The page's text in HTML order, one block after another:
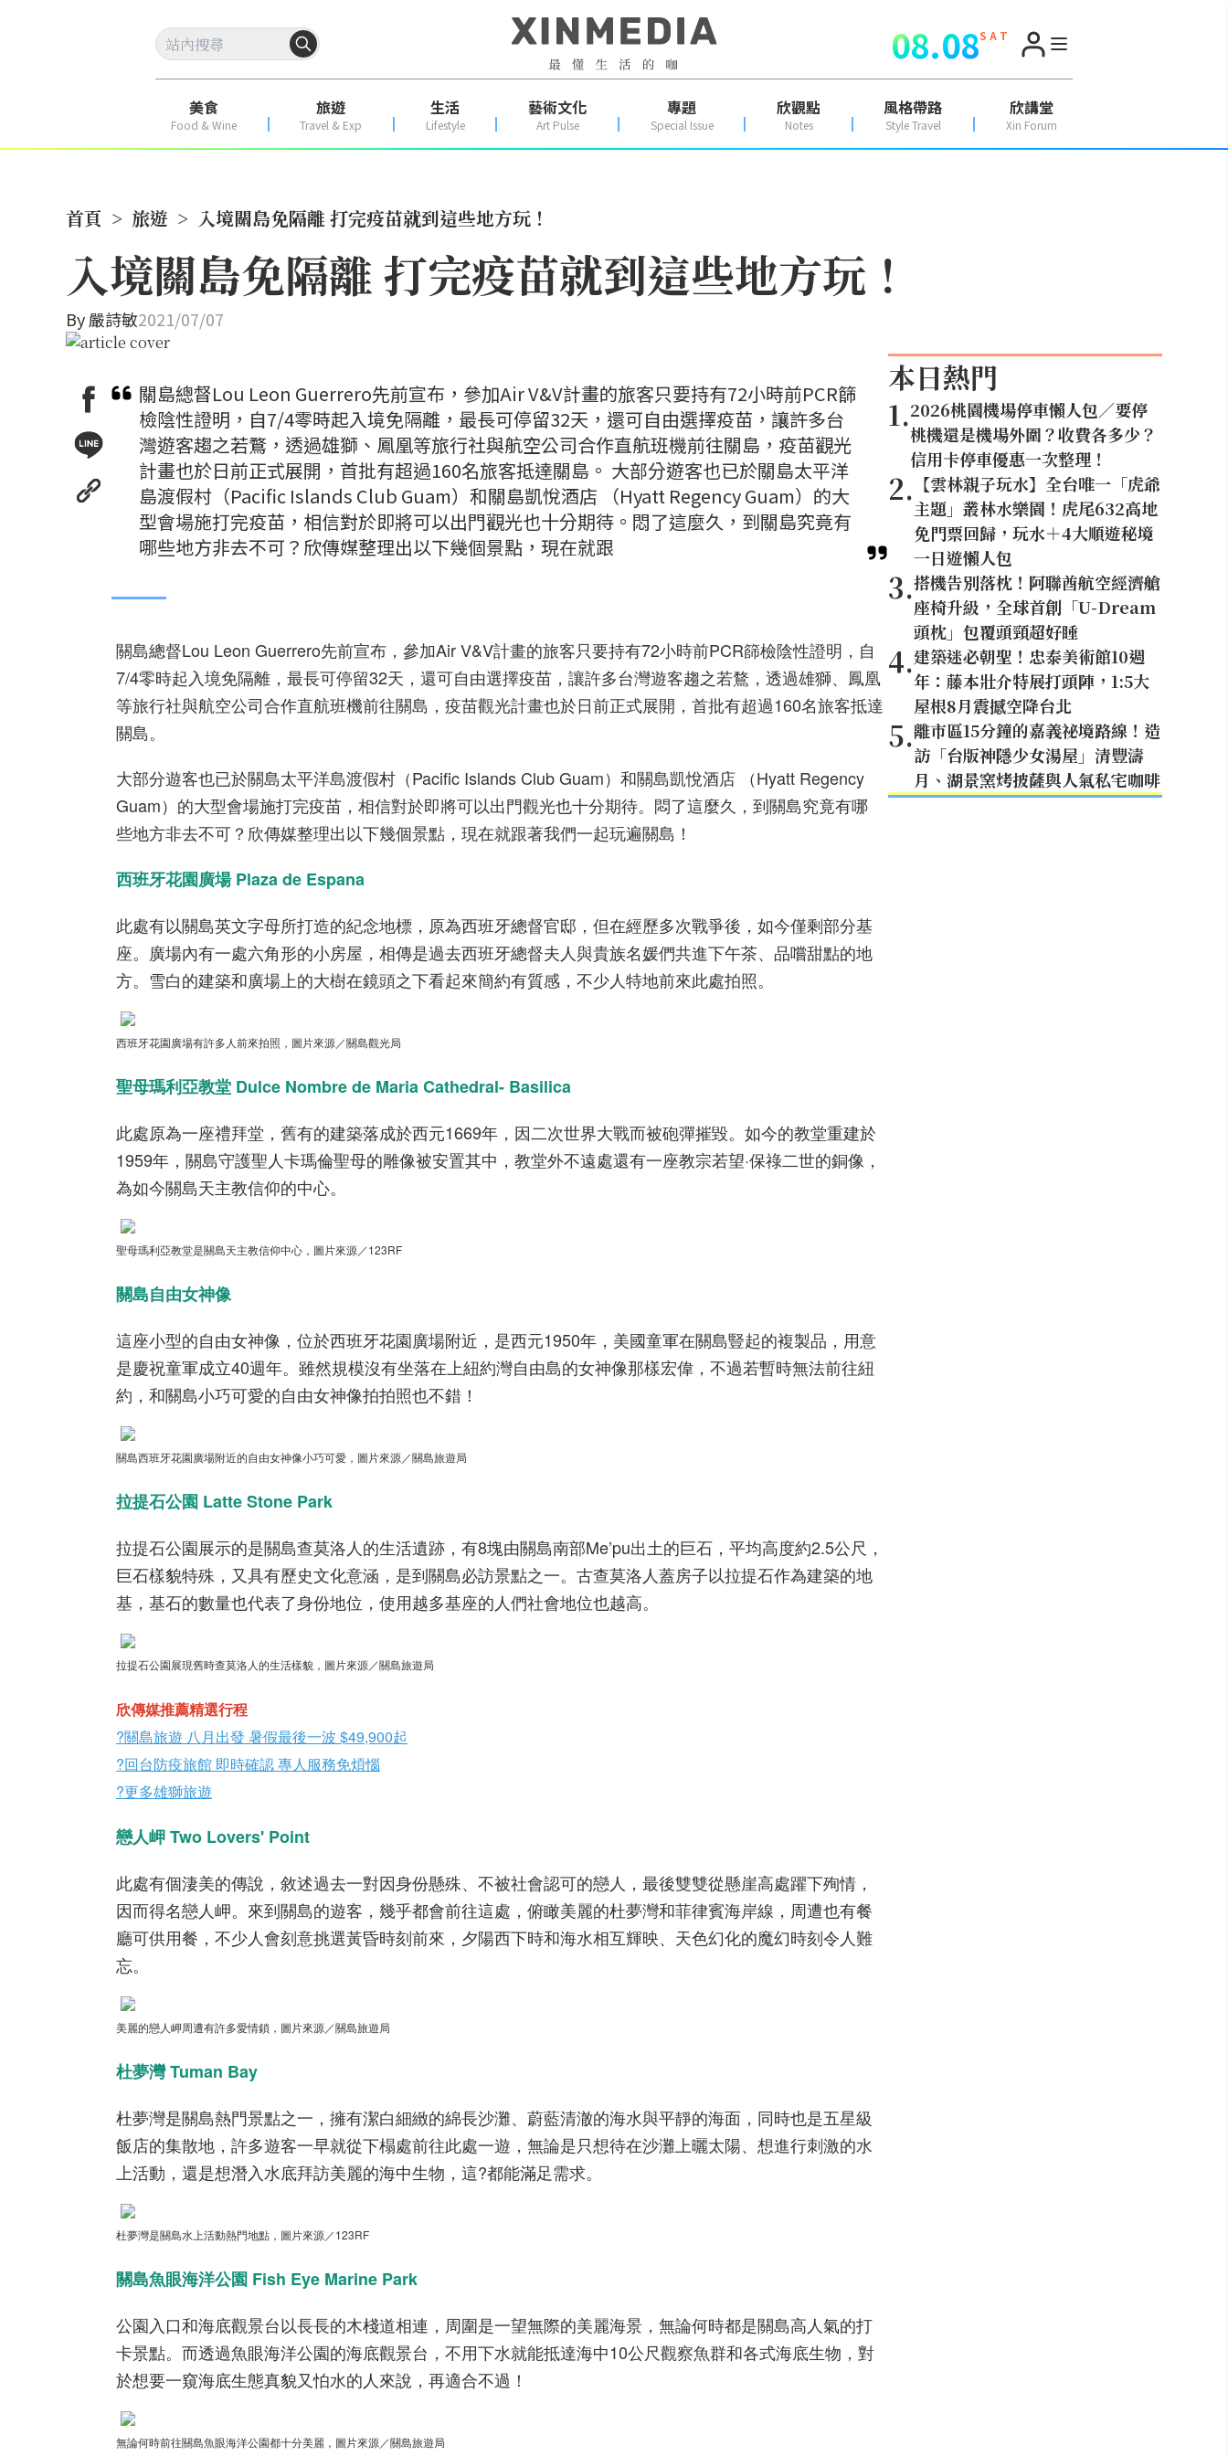
08.08S A T
美食
Food & Wine
旅遊
Travel & Exp
生活
Lifestyle
藝術文化
Art Pulse
專題
Special Issue
欣觀點
Notes
風格帶路
Style Travel
欣講堂
Xin Forum
首頁 > 旅遊 > 入境關島免隔離 打完疫苗就到這些地方玩！
入境關島免隔離 打完疫苗就到這些地方玩！
By嚴詩敏2021/07/07
關島總督Lou Leon Guerrero先前宣布，參加Air V&V計畫的旅客只要持有72小時前PCR篩
檢陰性證明，自7/4零時起入境免隔離，最長可停留32天，還可自由選擇疫苗，讓許多台
灣遊客趨之若鶩，透過雄獅、鳳凰等旅行社與航空公司合作直航班機前往關島，疫苗觀光
計畫也於日前正式展開，首批有超過160名旅客抵達關島。 大部分遊客也已於關島太平洋
島渡假村（Pacific Islands Club Guam）和關島凱悅酒店 （Hyatt Regency Guam）的大
型會場施打完疫苗，相信對於即將可以出門觀光也十分期待。悶了這麼久，到關島究竟有
哪些地方非去不可？欣傳媒整理出以下幾個景點，現在就跟
關島總督Lou Leon Guerrero先前宣布，參加Air V&V計畫的旅客只要持有72小時前PCR篩檢陰性證明，自
7/4零時起入境免隔離，最長可停留32天，還可自由選擇疫苗，讓許多台灣遊客趨之若鶩，透過雄獅、鳳凰
等旅行社與航空公司合作直航班機前往關島，疫苗觀光計畫也於日前正式展開，首批有超過160名旅客抵達
關島。
大部分遊客也已於關島太平洋島渡假村（Pacific Islands Club Guam）和關島凱悅酒店 （Hyatt Regency
Guam）的大型會場施打完疫苗，相信對於即將可以出門觀光也十分期待。悶了這麼久，到關島究竟有哪
些地方非去不可？欣傳媒整理出以下幾個景點，現在就跟著我們一起玩遍關島！
西班牙花園廣場 Plaza de Espana
此處有以關島英文字母所打造的紀念地標，原為西班牙總督官邸，但在經歷多次戰爭後，如今僅剩部分基
座。廣場內有一處六角形的小房屋，相傳是過去西班牙總督夫人與貴族名媛們共進下午茶、品嚐甜點的地
方。雪白的建築和廣場上的大樹在鏡頭之下看起來簡約有質感，不少人特地前來此處拍照。
西班牙花園廣場有許多人前來拍照，圖片來源／關島觀光局
聖母瑪利亞教堂 Dulce Nombre de Maria Cathedral- Basilica
此處原為一座禮拜堂，舊有的建築落成於西元1669年，因二次世界大戰而被砲彈摧毀。如今的教堂重建於
1959年，關島守護聖人卡瑪倫聖母的雕像被安置其中，教堂外不遠處還有一座教宗若望·保祿二世的銅像，
為如今關島天主教信仰的中心。
聖母瑪利亞教堂是關島天主教信仰中心，圖片來源／123RF
關島自由女神像
這座小型的自由女神像，位於西班牙花園廣場附近，是西元1950年，美國童軍在關島豎起的複製品，用意
是慶祝童軍成立40週年。雖然規模沒有坐落在上紐約灣自由島的女神像那樣宏偉，不過若暫時無法前往紐
約，和關島小巧可愛的自由女神像拍拍照也不錯！
關島西班牙花園廣場附近的自由女神像小巧可愛，圖片來源／關島旅遊局
拉提石公園 Latte Stone Park
拉提石公園展示的是關島查莫洛人的生活遺跡，有8塊由關島南部Me’pu出土的巨石，平均高度約2.5公尺，
巨石樣貌特殊，又具有歷史文化意涵，是到關島必訪景點之一。古查莫洛人蓋房子以拉提石作為建築的地
基，基石的數量也代表了身份地位，使用越多基座的人們社會地位也越高。
拉提石公園展現舊時查莫洛人的生活樣貌，圖片來源／關島旅遊局
欣傳媒推薦精選行程
?關島旅遊 八月出發 暑假最後一波 $49,900起
?回台防疫旅館 即時確認 專人服務免煩惱
?更多雄獅旅遊
戀人岬 Two Lovers' Point
此處有個淒美的傳說，敘述過去一對因身份懸殊、不被社會認可的戀人，最後雙雙從懸崖高處躍下殉情，
因而得名戀人岬。來到關島的遊客，幾乎都會前往這處，俯瞰美麗的杜夢灣和菲律賓海岸線，周遭也有餐
廳可供用餐，不少人會刻意挑選黃昏時刻前來，夕陽西下時和海水相互輝映、天色幻化的魔幻時刻令人難
忘。
美麗的戀人岬周遭有許多愛情鎖，圖片來源／關島旅遊局
杜夢灣 Tuman Bay
杜夢灣是關島熱門景點之一，擁有潔白細緻的綿長沙灘、蔚藍清澈的海水與平靜的海面，同時也是五星級
飯店的集散地，許多遊客一早就從下榻處前往此處一遊，無論是只想待在沙灘上曬太陽、想進行刺激的水
上活動，還是想潛入水底拜訪美麗的海中生物，這?都能滿足需求。
杜夢灣是關島水上活動熱門地點，圖片來源／123RF
關島魚眼海洋公園 Fish Eye Marine Park
公園入口和海底觀景台以長長的木棧道相連，周圍是一望無際的美麗海景，無論何時都是關島高人氣的打
卡景點。而透過魚眼海洋公園的海底觀景台，不用下水就能抵達海中10公尺觀察魚群和各式海底生物，對
於想要一窺海底生態真貌又怕水的人來說，再適合不過！
無論何時前往關島魚眼海洋公園都十分美麗，圖片來源／關島旅遊局
本日熱門
1.2026桃園機場停車懶人包／要停
桃機還是機場外圍？收費各多少？
信用卡停車優惠一次整理！
2. 【雲林親子玩水】全台唯一「虎爺
主題」叢林水樂園！虎尾632高地
免門票回歸，玩水＋4大順遊秘境
一日遊懶人包
3.搭機告別落枕！阿聯酋航空經濟艙
座椅升級，全球首創「U-Dream
頭枕」包覆頭頸超好睡
4.建築迷必朝聖！忠泰美術館10週
年：藤本壯介特展打頭陣，1:5大
屋根8月震撼空降台北
5.離市區15分鐘的嘉義祕境路線！造
訪「台版神隱少女湯屋」清豐濤
月、湖景窯烤披薩與人氣私宅咖啡